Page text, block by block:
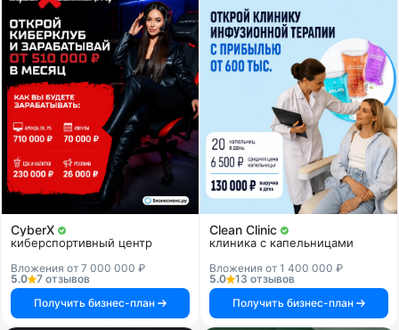
CyberX
киберспортивный центр
Вложения от 7 000 000 ₽
5.0
7 отзывов
Получить бизнес-план
Clean Clinic
клиника с капельницами
Вложения от 1 400 000 ₽
5.0
13 отзывов
Получить бизнес-план